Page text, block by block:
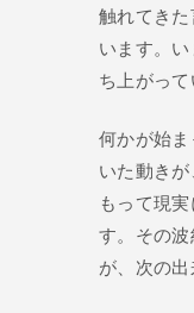
触れてき
います。
ち上がって
何かが始
いた動き
もって現
す。その
が、次の出